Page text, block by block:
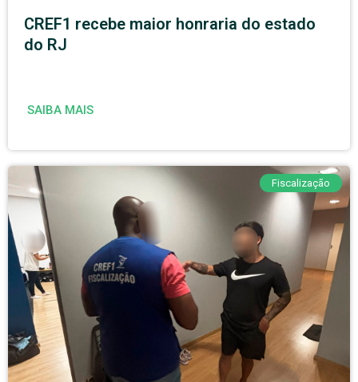
CREF1 recebe maior honraria do estado
do RJ
SAIBA MAIS
Fiscalização